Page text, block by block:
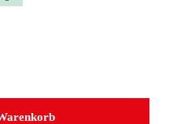
gewünschten Wert ein oder